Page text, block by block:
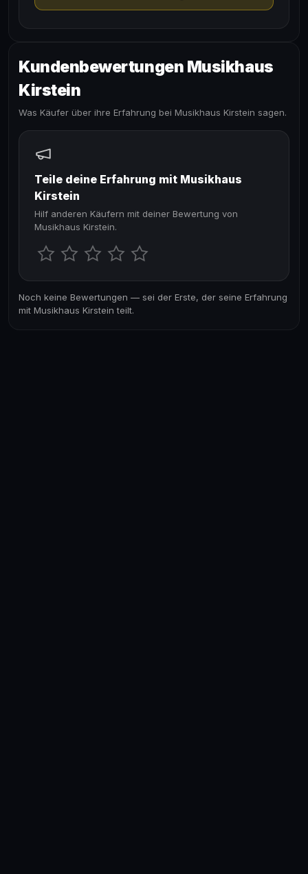
Kundenbewertungen Musikhaus
Kirstein
Was Käufer über ihre Erfahrung bei Musikhaus Kirstein sagen.
Teile deine Erfahrung mit Musikhaus
Kirstein
Hilf anderen Käufern mit deiner Bewertung von
Musikhaus Kirstein.
Noch keine Bewertungen — sei der Erste, der seine Erfahrung
mit Musikhaus Kirstein teilt.